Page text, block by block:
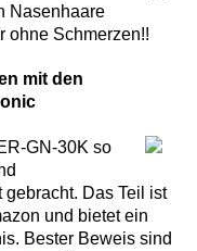
Nasenhaare
ohne Schmerzen!!
mit den
GN-30K so
Das Teil ist
und bietet ein
Bester Beweis sind